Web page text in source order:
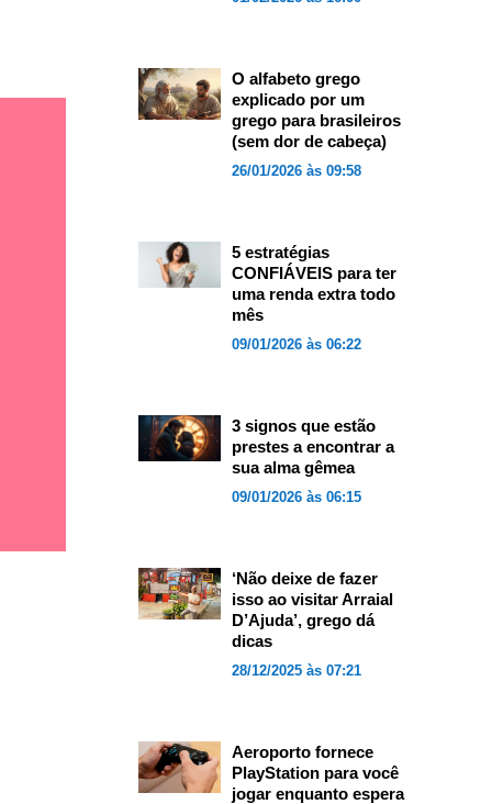
O alfabeto grego
explicado por um
grego para brasileiros
(sem dor de cabeça)
26/01/2026 às 09:58
5 estratégias
CONFIÁVEIS para ter
uma renda extra todo
mês
09/01/2026 às 06:22
3 signos que estão
prestes a encontrar a
sua alma gêmea
09/01/2026 às 06:15
‘Não deixe de fazer
isso ao visitar Arraial
D’Ajuda’, grego dá
dicas
28/12/2025 às 07:21
Aeroporto fornece
PlayStation para você
jogar enquanto espera